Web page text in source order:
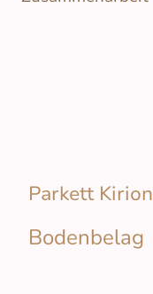
Parkett Kirion
Bodenbelag